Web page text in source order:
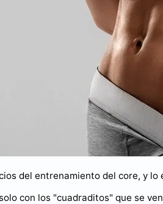
del entrenamiento del core, y
con los "cuadraditos" que se